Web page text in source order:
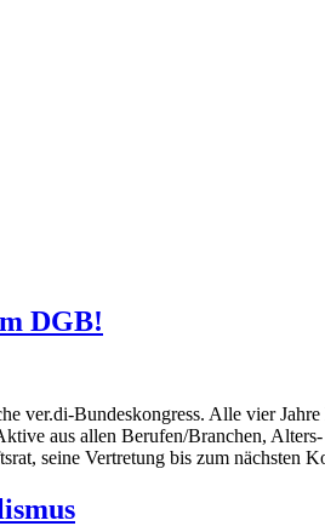
DGB!
ver.di-Bundeskongress. Alle vier
aus allen Berufen/Branchen,
seine Vertretung bis zum nächsten